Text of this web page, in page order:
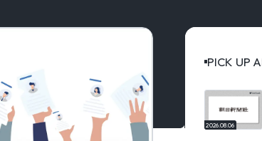
PICK UP
2026.08.06